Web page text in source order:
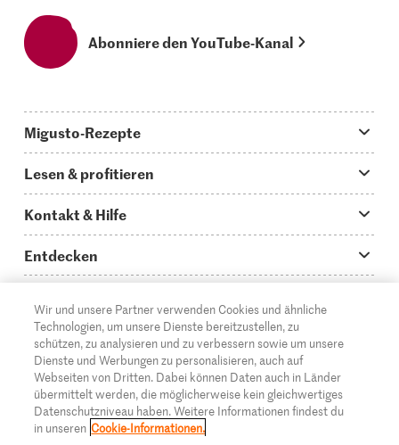
Abonniere den YouTube-Kanal
Migusto-Rezepte
Was koche ich heute?
Hauptgerichte
Schnelle & einfache Rezepte
Apéro & Fingerfood
Backen
Rezepte für Familien & Kinder
Alle Rezeptkategorien
Lesen & profitieren
Storys
How to-Videos
Glossar
Migusto Login
Migusto Printmagazin
Wettbewerbe
Kontakt & Hilfe
Infos zum Kochen mit Migusto
Kontakt
Mediadaten Werbetreibende
Impressum
Rechtliche Hinweise
Entdecken
Supermarkt
Migros Online
Über die Migros
Filialen
Cumulus
© 2026 Migros-Genossenschafts-Bund
DE FR IT
Wir und unsere Partner verwenden Cookies und ähnliche
Technologien, um unsere Dienste bereitzustellen, zu
schützen, zu analysieren und zu verbessern sowie um unsere
Dienste und Werbungen zu personalisieren, auch auf
Webseiten von Dritten. Dabei können Daten auch in Länder
übermittelt werden, die möglicherweise kein gleichwertiges
Datenschutzniveau haben. Weitere Informationen findest du
in unseren Cookie-Informationen.